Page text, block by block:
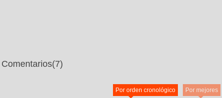
Comentarios(7)
Por mejores
Por orden cronológico